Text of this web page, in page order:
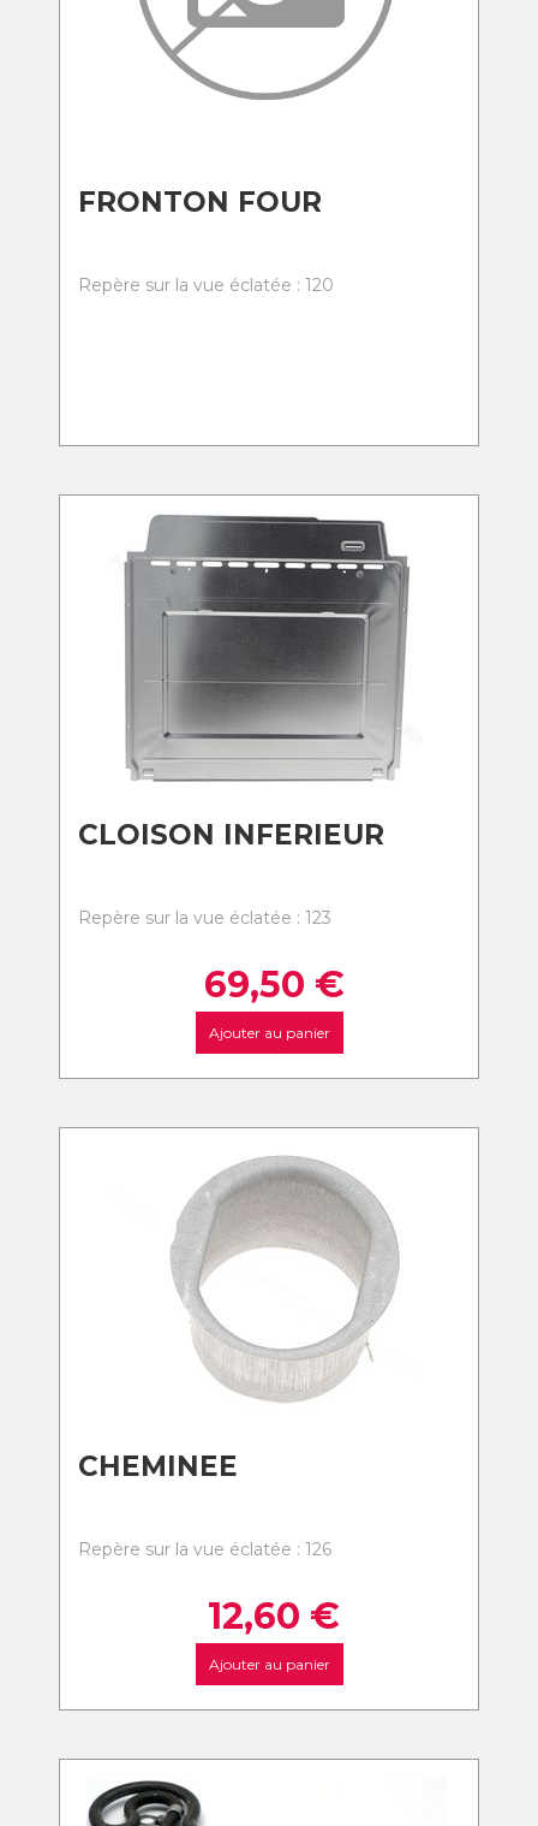
FRONTON FOUR
Repère sur la vue éclatée : 120
CLOISON INFERIEUR
Repère sur la vue éclatée : 123
69,50 €
Ajouter au panier
CHEMINEE
Repère sur la vue éclatée : 126
12,60 €
Ajouter au panier